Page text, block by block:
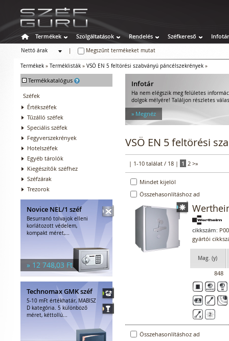
Termékek Szolgáltatások Rendelés Széfkereső Infotár
Nettó árak
Megszűnt termékeket mutat
Termékek » Terméklisták » VSÖ EN 5 feltörési szabványú páncélszekrények »
- Termékkatalógus
Széfek
Értékszéfek
Tűzálló széfek
Speciális széfek
Fegyverszekrények
Hotelszéfek
Egyéb tárolók
Kiegészítők széfhez
Széfzárak
Trezorok
Novice NEL/1 széf
Besurranó tolvajok elleni
korlátozott védelem,
kompakt méret,...
» 12 748,03 Ft
Technomax GMK széf
5-10 mFt értékhatár, MABISZ
D kategória. 5 különböző
méret, kéttollú...
Infotár
Ha nem elégszik meg felületes
dolgok mélyére! Találjon részletes
» Megnéz
VSÖ EN 5 feltörési
| 1-10 találat / 18 | 1 2 >»
Mindet kijelöl
Összehasonlításhoz ad
cikkszám:
gyártói
Mag. (y)
848
Összehasonlításhoz ad